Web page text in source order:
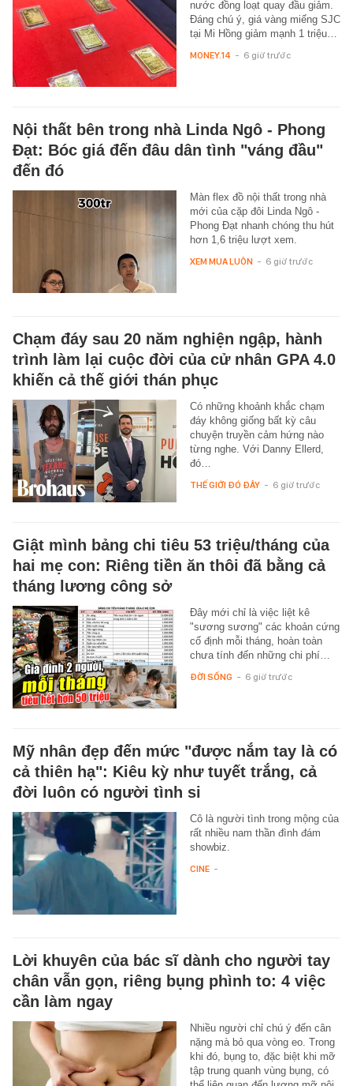
nước đồng loạt quay đầu giảm.
Đáng chú ý, giá vàng miếng SJC
tại Mi Hồng giảm mạnh 1 triệu…
MONEY.14 - 6 giờ trước
Nội thất bên trong nhà Linda Ngô - Phong
Đạt: Bóc giá đến đâu dân tình "váng đầu"
đến đó
Màn flex đồ nội thất trong nhà
mới của cặp đôi Linda Ngô -
Phong Đạt nhanh chóng thu hút
hơn 1,6 triệu lượt xem.
XEM MUA LUÔN - 6 giờ trước
Chạm đáy sau 20 năm nghiện ngập, hành
trình làm lại cuộc đời của cử nhân GPA 4.0
khiến cả thế giới thán phục
Có những khoảnh khắc chạm
đáy không giống bất kỳ câu
chuyện truyền cảm hứng nào
từng nghe. Với Danny Ellerd,
đó…
THẾ GIỚI ĐÓ ĐÂY - 6 giờ trước
Giật mình bảng chi tiêu 53 triệu/tháng của
hai mẹ con: Riêng tiền ăn thôi đã bằng cả
tháng lương công sở
Đây mới chỉ là việc liệt kê
"sương sương" các khoản cứng
cố định mỗi tháng, hoàn toàn
chưa tính đến những chi phí…
ĐỜI SỐNG - 6 giờ trước
Mỹ nhân đẹp đến mức "được nắm tay là có
cả thiên hạ": Kiêu kỳ như tuyết trắng, cả
đời luôn có người tình si
Cô là người tình trong mộng của
rất nhiều nam thần đình đám
showbiz.
CINE -
Lời khuyên của bác sĩ dành cho người tay
chân vẫn gọn, riêng bụng phình to: 4 việc
cần làm ngay
Nhiều người chỉ chú ý đến cân
nặng mà bỏ qua vòng eo. Trong
khi đó, bụng to, đặc biệt khi mỡ
tập trung quanh vùng bụng, có